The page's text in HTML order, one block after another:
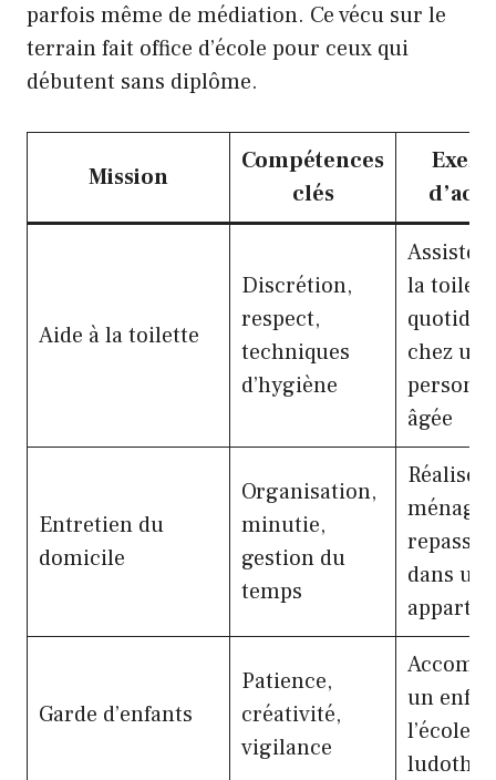
parfois même de médiation. Ce vécu sur le
terrain fait office d’école pour ceux qui
débutent sans diplôme.
Mission
Compétences
clés
Aide à la toilette
Discrétion,
respect,
techniques
d’hygiène
Assister
la
chez une
âgée
Entretien du
domicile
Organisation,
minutie,
gestion du
temps
Réaliser
ménage
dans un
Garde d’enfants
Patience,
créativité,
vigilance
un
l’école,